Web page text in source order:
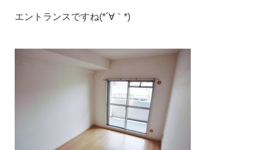
エントランスですね(*´∀｀*)